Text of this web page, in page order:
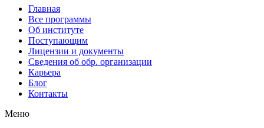
Главная
Все программы
Об институте
Поступающим
Лицензии и документы
Сведения об обр. организации
Карьера
Блог
Контакты
Меню